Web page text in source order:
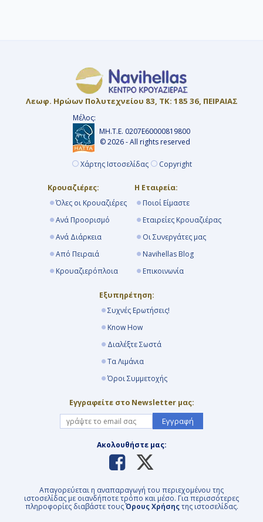
Λεωφ. Ηρώων Πολυτεχνείου 83, ΤΚ: 185 36, ΠΕΙΡΑΙΑΣ
Μέλος:
ΜΗ.Τ.Ε. 0207Ε60000819800
© 2026 - All rights reserved
Χάρτης Ιστοσελίδας Copyright
Κρουαζιέρες:
Όλες οι Κρουαζιέρες
Ανά Προορισμό
Ανά Διάρκεια
Από Πειραιά
Κρουαζιερόπλοια
Η Εταιρεία:
Ποιοί Είμαστε
Εταιρείες Κρουαζιέρας
Οι Συνεργάτες μας
Navihellas Blog
Επικοινωνία
Εξυπηρέτηση:
Συχνές Ερωτήσεις!
Know How
Διαλέξτε Σωστά
Τα Λιμάνια
Όροι Συμμετοχής
Εγγραφείτε στο Newsletter μας:
Εγγραφή
Ακολουθήστε μας:
Απαγορεύεται η αναπαραγωγή του περιεχομένου της
ιστοσελίδας με οιανδήποτε τρόπο και μέσο. Για περισσότερες
πληροφορίες διαβάστε τουςΌρους Χρήσηςτης ιστοσελίδας.